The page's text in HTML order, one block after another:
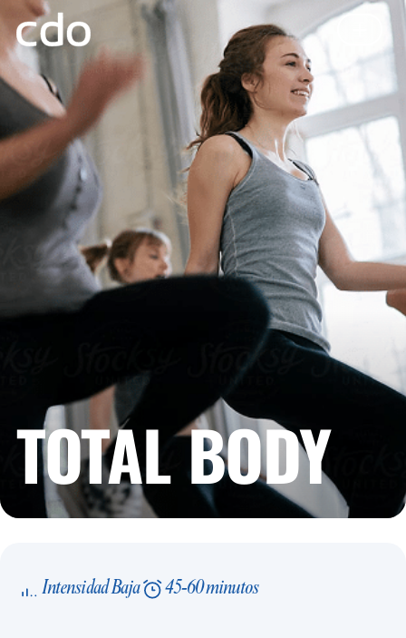
TOTAL BODY
Intensidad Baja 45-60 minutos